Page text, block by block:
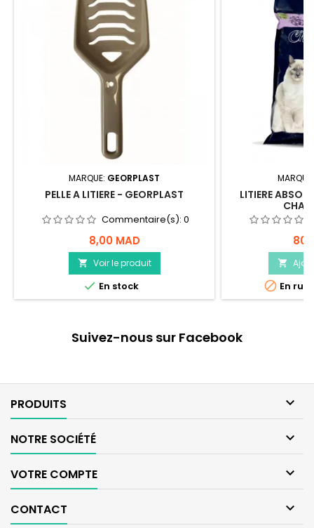
MARQUE: GEORPLAST
PELLE A LITIERE - GEORPLAST
Commentaire(s): 0
8,00 MAD
 Voir le produit
 En stock
LITIERE
CHAT

 En
Suivez-nous sur Facebook
PRODUITS 
NOTRE SOCIÉTÉ 
VOTRE COMPTE 
CONTACT 